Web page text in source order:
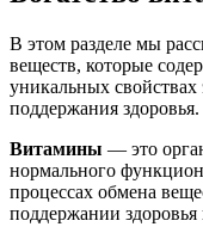
В этом разделе мы
веществ, которые
уникальных
поддержания здоровья.
Витамины — это
нормального
процессах обмена
поддержании